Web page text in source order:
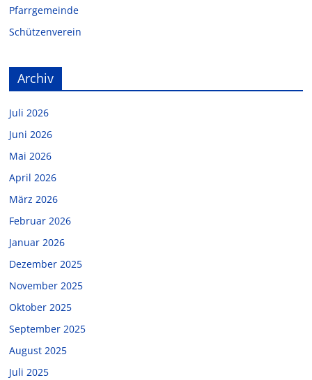
Pfarrgemeinde
Schützenverein
Archiv
Juli 2026
Juni 2026
Mai 2026
April 2026
März 2026
Februar 2026
Januar 2026
Dezember 2025
November 2025
Oktober 2025
September 2025
August 2025
Juli 2025